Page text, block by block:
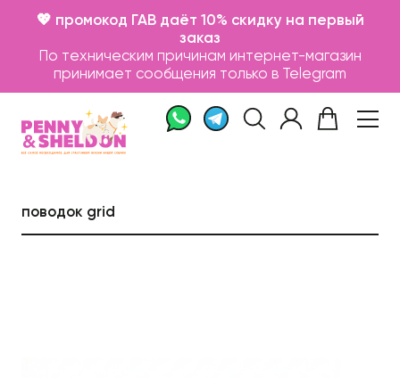
💖 промокод ГАВ даёт 10% скидку на первый
заказ
По техническим причинам интернет-магазин
принимает сообщения только в Telegram
поводок grid